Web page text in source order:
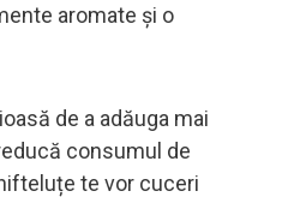
aromate și o
de a adăuga mai
consumul de
te vor cuceri